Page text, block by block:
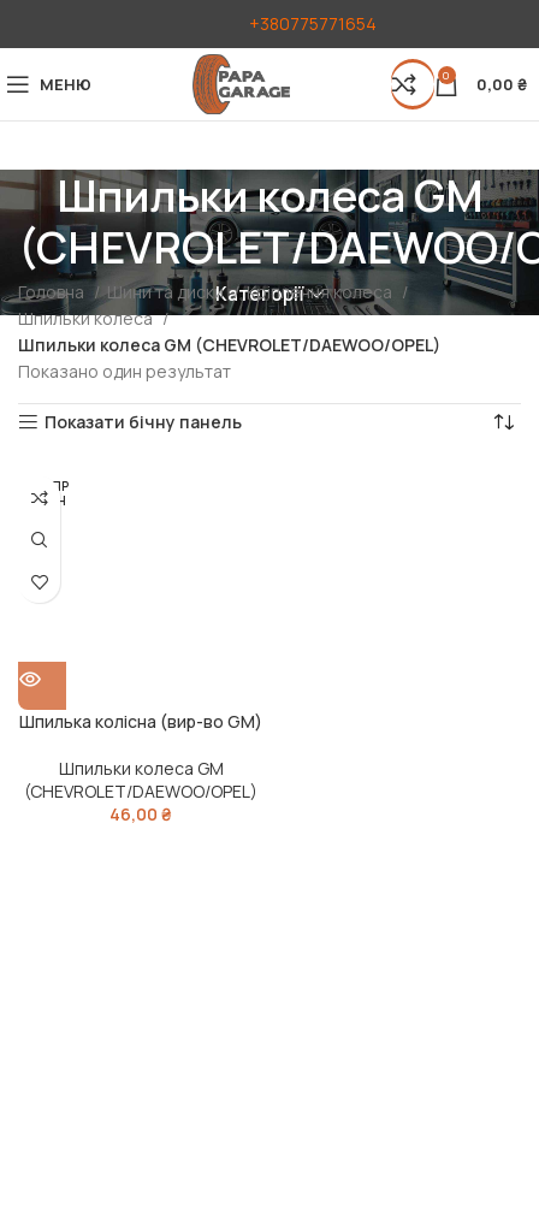
+380775771654
МЕНЮ 0 0,00 ₴
Шпильки колеса GM
(CHEVROLET/DAEWOO/
Категорії
Головна Шини та диски
Кріплення колеса
Шпильки колеса
Шпильки колеса GM (CHEVROLET/DAEWOO/OPEL)
Показано один результат
Показати бічну панель
РОЗПР
ОДАН
Шпилька колісна (вир-во GM)
Шпильки колеса GM
(CHEVROLET/DAEWOO/OPEL)
46,00 ₴